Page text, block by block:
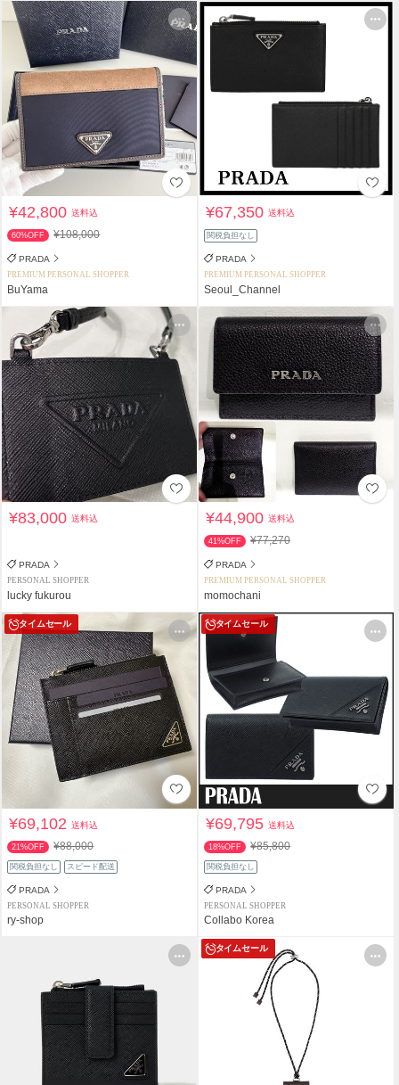
¥42,800送料込
60%OFF ¥108,000
PRADA
PREMIUM PERSONAL SHOPPER
BuYama
¥67,350送料込
関税負担なし
PRADA
PREMIUM PERSONAL SHOPPER
Seoul_Channel
¥83,000送料込
PRADA
PERSONAL SHOPPER
lucky fukurou
¥44,900送料込
41%OFF ¥77,270
PRADA
PREMIUM PERSONAL SHOPPER
momochani
タイムセール
¥69,102送料込
21%OFF ¥88,000
関税負担なし スピード配送
PRADA
PERSONAL SHOPPER
ry-shop
タイムセール
¥69,795送料込
18%OFF ¥85,800
関税負担なし
PRADA
PERSONAL SHOPPER
Collabo Korea
タイムセール